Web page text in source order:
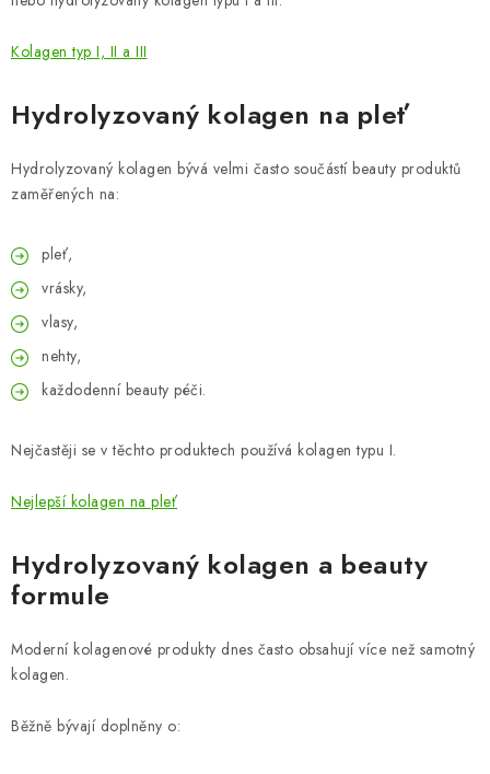
Kolagen typ I, II a III
Hydrolyzovaný kolagen na pleť
Hydrolyzovaný kolagen bývá velmi často součástí beauty produktů
zaměřených na:
pleť,
vrásky,
vlasy,
nehty,
každodenní beauty péči.
Nejčastěji se v těchto produktech používá kolagen typu I.
Nejlepší kolagen na pleť
Hydrolyzovaný kolagen a beauty
formule
Moderní kolagenové produkty dnes často obsahují více než samotný
kolagen.
Běžně bývají doplněny o: